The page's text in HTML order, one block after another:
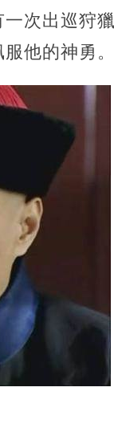
次出巡狩
他的神勇。